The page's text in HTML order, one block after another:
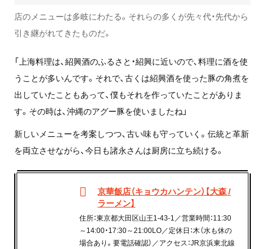
店のメニューは多岐にわたる。それらの多くが先々代・先代から
引き継がれてきたものだ。
「上海料理は、紹興酒のふるさと・紹興に近いので、料理に酒を使
うことが多いんです。それで、古くは紹興酒を使った豚の角煮を
出していたこともあって、僕もそれを作っていたことがありま
す。その時は、沖縄のアグー豚を使いましたね」
新しいメニューを考案しつつ、古い味も守っていく。 伝統と革新
を両立させながら、今日も諸永さんは厨房に立ち続ける。
京華飯店（キョウカハンテン）【大森 /
ラーメン】
住所：東京都大田区山王1-43-1／営業時間：11:30
～14:00・17:30～21:00LO／定休日：木（水も休の
場合あり。要電話確認）／アクセス：JR京浜東北線